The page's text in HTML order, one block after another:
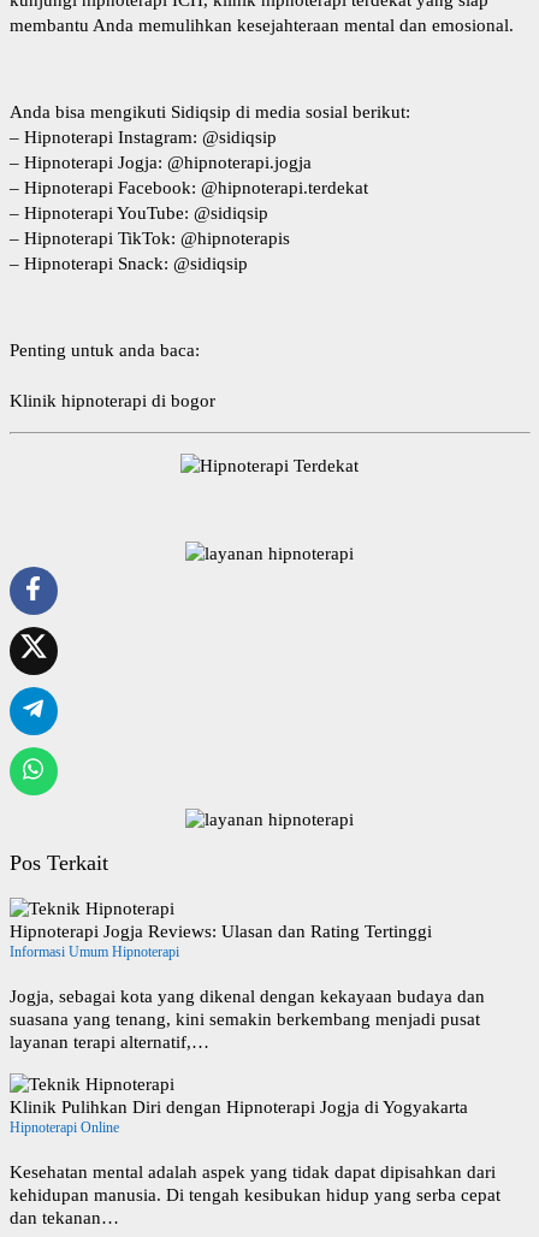
membantu Anda memulihkan kesejahteraan mental dan emosional.
Anda bisa mengikuti Sidiqsip di media sosial berikut:
– Hipnoterapi Instagram: @sidiqsip
– Hipnoterapi Jogja: @hipnoterapi.jogja
– Hipnoterapi Facebook: @hipnoterapi.terdekat
– Hipnoterapi YouTube: @sidiqsip
– Hipnoterapi TikTok: @hipnoterapis
– Hipnoterapi Snack: @sidiqsip
Penting untuk anda baca:
Klinik hipnoterapi di bogor
Pos Terkait
Hipnoterapi Jogja Reviews: Ulasan dan Rating Tertinggi
Informasi Umum Hipnoterapi
Jogja, sebagai kota yang dikenal dengan kekayaan budaya dan
suasana yang tenang, kini semakin berkembang menjadi pusat
layanan terapi alternatif,…
Klinik Pulihkan Diri dengan Hipnoterapi Jogja di Yogyakarta
Hipnoterapi Online
Kesehatan mental adalah aspek yang tidak dapat dipisahkan dari
kehidupan manusia. Di tengah kesibukan hidup yang serba cepat
dan tekanan…